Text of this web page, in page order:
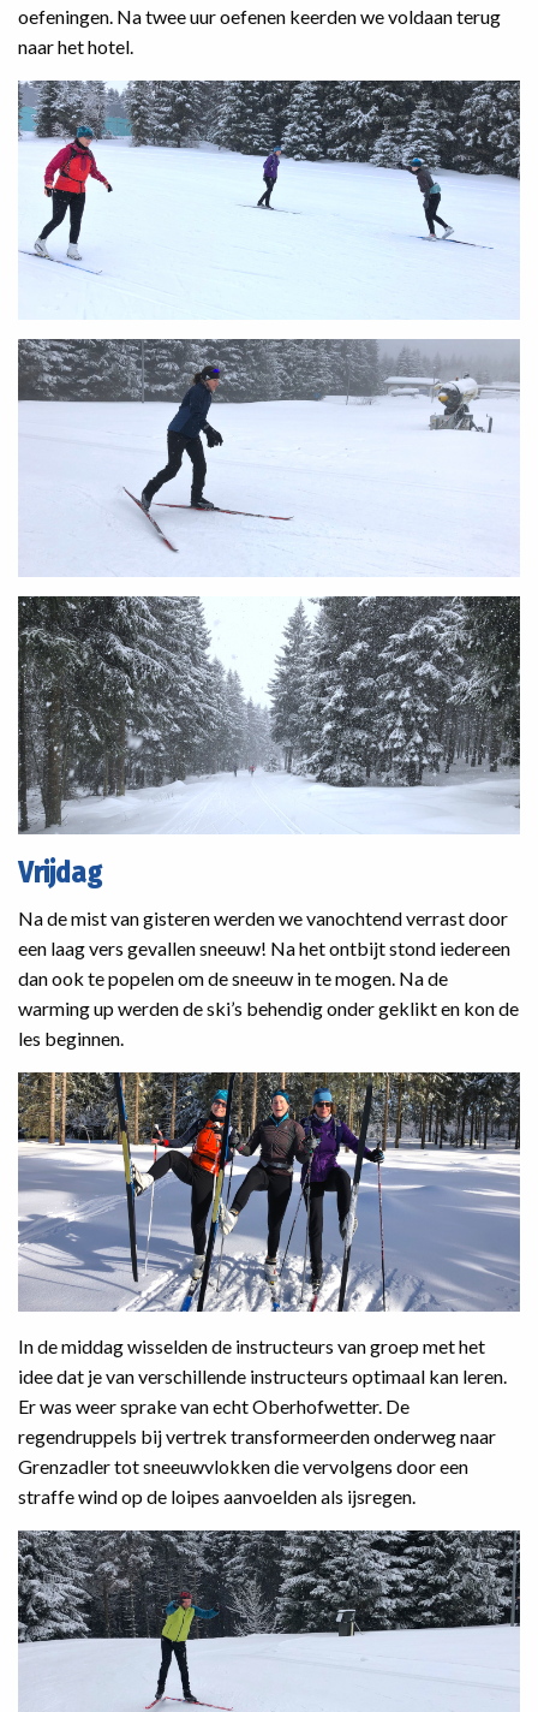
oefeningen. Na twee uur oefenen keerden we voldaan terug
naar het hotel.
Vrijdag
Na de mist van gisteren werden we vanochtend verrast door
een laag vers gevallen sneeuw! Na het ontbijt stond iedereen
dan ook te popelen om de sneeuw in te mogen. Na de
warming up werden de ski’s behendig onder geklikt en kon de
les beginnen.
In de middag wisselden de instructeurs van groep met het
idee dat je van verschillende instructeurs optimaal kan leren.
Er was weer sprake van echt Oberhofwetter. De
regendruppels bij vertrek transformeerden onderweg naar
Grenzadler tot sneeuwvlokken die vervolgens door een
straffe wind op de loipes aanvoelden als ijsregen.